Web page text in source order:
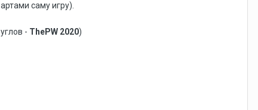
саму игру).
- ThePW 2020)